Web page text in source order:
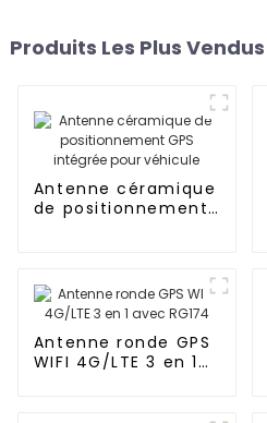
Produits Les Plus Vendus
Antenne céramique
de positionnement
Antenne ronde GPS
WIFI 4G/LTE 3 en 1